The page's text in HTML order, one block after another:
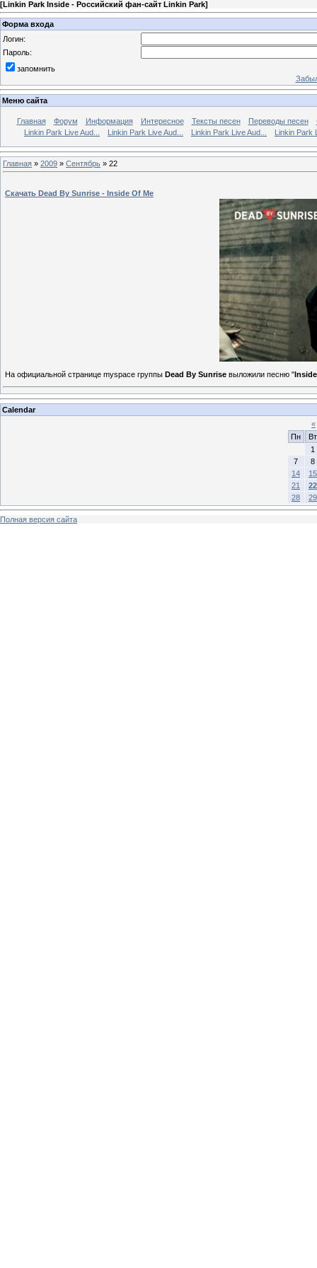
[Linkin Park Inside - Российский фан-сайт Linkin Park]
Форма входа
Логин:
Пароль:
запомнить
Меню сайта
Главная Форум Информация Интересное Тексты песен Переводы песен
Linkin Park Live Aud...
Linkin Park Live Aud... Linkin Park Live Aud... Linkin Park
Главная » 2009 » Сентябрь » 22
Скачать Dead By Sunrise - Inside Of Me
На официальной странице myspace группы Dead By Sunrise выложили песню "
Calendar
«
Пн
Вт
1
7
8
14
15
21
22
28
29
Полная версия сайта